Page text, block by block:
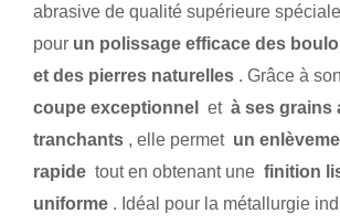
abrasive de qualité supérieure
pour un polissage efficace des
et des pierres naturelles . Grâce à
coupe exceptionnel
et à ses grains
tranchants , elle permet un
rapide tout en obtenant une finition
uniforme . Idéal pour la métallurgie